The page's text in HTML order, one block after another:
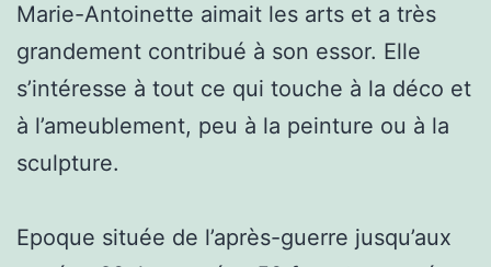
Marie-Antoinette aimait les arts et a très
grandement contribué à son essor. Elle
s’intéresse à tout ce qui touche à la déco et
à l’ameublement, peu à la peinture ou à la
sculpture.
Epoque située de l’après-guerre jusqu’aux